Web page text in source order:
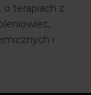
o terapiach z
i